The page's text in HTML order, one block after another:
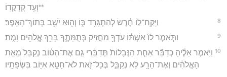
**וְעַ֥ד קָדְקֳדֽוֹ׃
8 וַיִּֽקַּֽח־ל֣וֹ חֶ֔רֶשׂ לְהִתְגָּרֵ֖ד בּ֑וֹ וְה֖וּא יֹשֵׁ֥ב בְּתוֹךְ־הָאֵֽפֶר׃
9 וַתֹּ֤אמֶר לוֹ֙ אִשְׁתּ֔וֹ עֹדְךָ֖ מַחֲזִ֣יק בְּתֻמָּתֶ֑ךָ בָּרֵ֥ךְ אֱלֹהִ֖ים וָמֻֽת׃
10 וַיֹּ֣אמֶר אֵלֶ֗יהָ כְּדַבֵּ֞ר אַחַ֤ת הַנְּבָלוֹת֙ תְּדַבֵּ֔רִי גַּ֣ם אֶת־הַטּ֗וֹב נְקַבֵּל֙ מֵאֵ֣ת
הָאֱלֹהִ֔ים וְאֶת־הָרָ֖ע לֹ֣א נְקַבֵּ֑ל בְּכָל־זֹ֛את לֹא־חָטָ֥א אִיּ֖וֹב בִּשְׂפָתָֽיו׃